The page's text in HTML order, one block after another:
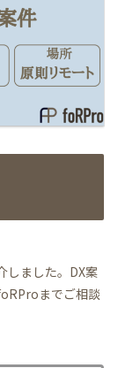
しました。DX案
までご相談